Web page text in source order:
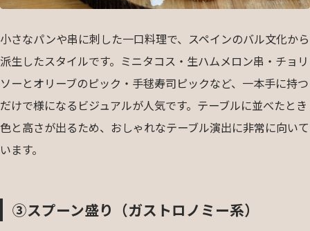
小さなパンや串に刺した一口料理で、スペインのバル文化から
派生したスタイルです。ミニタコス・生ハムメロン串・チョリ
ソーとオリーブのピック・手毬寿司ピックなど、一本手に持つ
だけで様になるビジュアルが人気です。テーブルに並べたとき
色と高さが出るため、おしゃれなテーブル演出に非常に向いて
います。
③スプーン盛り（ガストロノミー系）